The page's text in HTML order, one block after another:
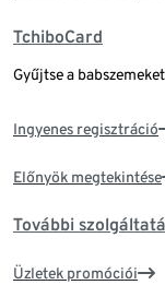
TchiboCard
Gyűjtse a
Ingyenes regisztráció
Előnyök megtekintése
További
Üzletek promóciói